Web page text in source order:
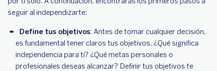
seguir al independizarte:
Define tus objetivos: Antes de tomar cualquier decisión,
es fundamental tener claros tus objetivos. ¿Qué significa
independencia para ti? ¿Qué metas personales o
profesionales deseas alcanzar? Definir tus objetivos te